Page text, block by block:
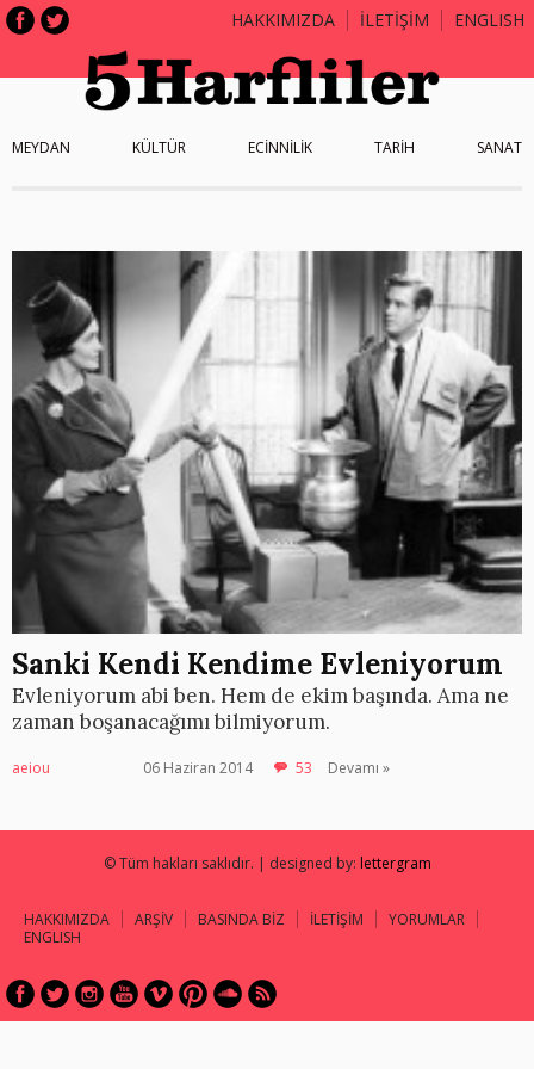
HAKKIMIZDA İLETİŞİM ENGLISH
MEYDAN KÜLTÜR ECİNNİLİK TARİH SANAT
Sanki Kendi Kendime Evleniyorum
Evleniyorum abi ben. Hem de ekim başında. Ama ne
zaman boşanacağımı bilmiyorum.
aeiou 06 Haziran 2014 53 Devamı »
© Tüm hakları saklıdır. | designed by: lettergram
HAKKIMIZDA ARŞİV BASINDA BİZ İLETİŞİM
YORUMLAR
ENGLISH